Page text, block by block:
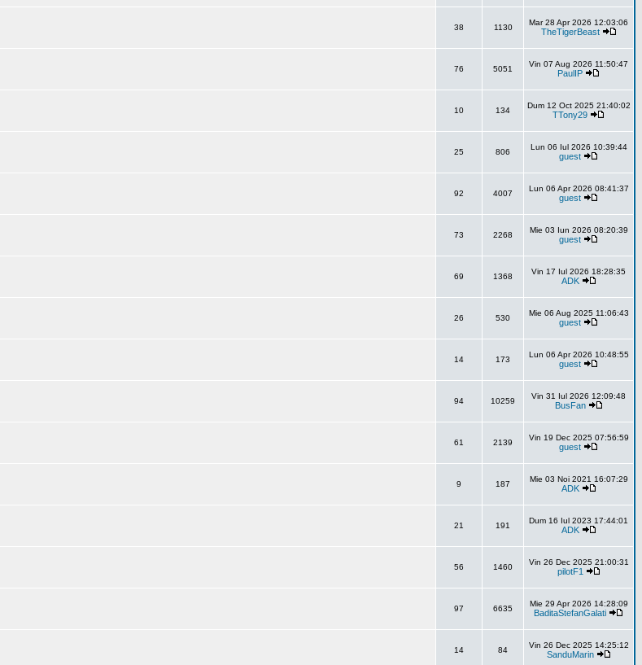
38 1130
Mar 28 Apr 2026 12:03:06
TheTigerBeast
76 5051
Vin 07 Aug 2026 11:50:47
PaulIP
10 134
Dum 12 Oct 2025 21:40:02
TTony29
25 806
Lun 06 Iul 2026 10:39:44
guest
92 4007
Lun 06 Apr 2026 08:41:37
guest
73 2268
Mie 03 Iun 2026 08:20:39
guest
69 1368
Vin 17 Iul 2026 18:28:35
ADK
26 530
Mie 06 Aug 2025 11:06:43
guest
14 173
Lun 06 Apr 2026 10:48:55
guest
94 10259
Vin 31 Iul 2026 12:09:48
BusFan
61 2139
Vin 19 Dec 2025 07:56:59
guest
9 187
Mie 03 Noi 2021 16:07:29
ADK
21 191
Dum 16 Iul 2023 17:44:01
ADK
56 1460
Vin 26 Dec 2025 21:00:31
pilotF1
97 6635
Mie 29 Apr 2026 14:28:09
BaditaStefanGalati
14 84
Vin 26 Dec 2025 14:25:12
SanduMarin